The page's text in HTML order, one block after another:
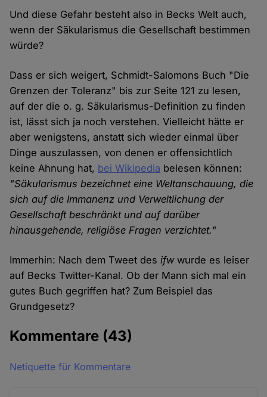
Und diese Gefahr besteht also in Becks Welt auch,
wenn der Säkularismus die Gesellschaft bestimmen
würde?
Dass er sich weigert, Schmidt-Salomons Buch "Die
Grenzen der Toleranz" bis zur Seite 121 zu lesen,
auf der die o. g. Säkularismus-Definition zu finden
ist, lässt sich ja noch verstehen. Vielleicht hätte er
aber wenigstens, anstatt sich wieder einmal über
Dinge auszulassen, von denen er offensichtlich
keine Ahnung hat, bei Wikipedia belesen können:
"Säkularismus bezeichnet eine Weltanschauung, die
sich auf die Immanenz und Verweltlichung der
Gesellschaft beschränkt und auf darüber
hinausgehende, religiöse Fragen verzichtet."
Immerhin: Nach dem Tweet desifwwurde es leiser
auf Becks Twitter-Kanal. Ob der Mann sich mal ein
gutes Buch gegriffen hat? Zum Beispiel das
Grundgesetz?
Kommentare (43)
Netiquette für Kommentare